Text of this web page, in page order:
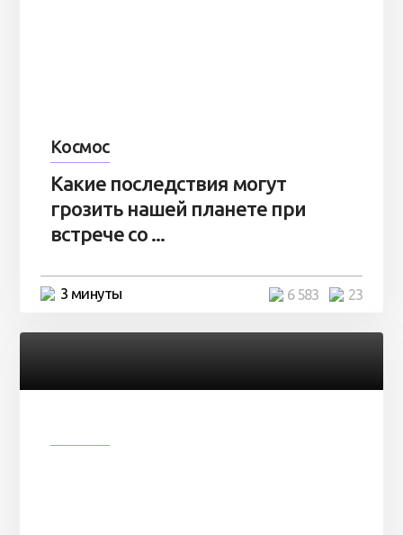
Космос
Какие последствия могут
грозить нашей планете при
встрече со ...
3 минуты 23
6 583